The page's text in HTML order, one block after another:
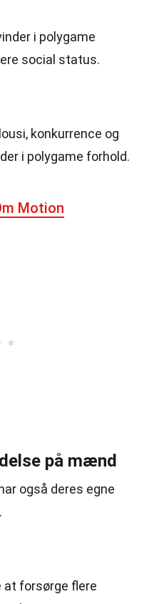
i polygame
social status.
konkurrence og
i polygame forhold.
Motion
på mænd
også deres egne
forsørge flere